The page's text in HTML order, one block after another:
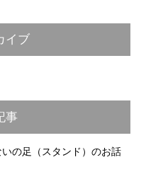
イブ
事
の足（スタンド）のお話